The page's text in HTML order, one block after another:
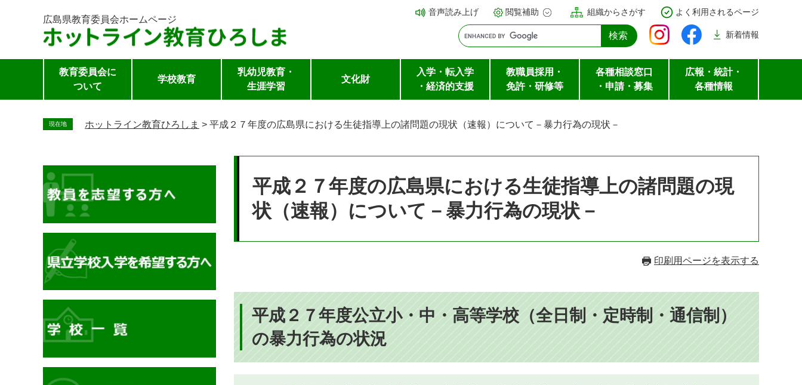
ー
し
広島県教育委員会ホームページ
音声読み上げ 閲覧補助 組織からさがす よく利用されるページ
新着情報
教育委員会に
ついて
学校教育
乳幼児教育・
生涯学習
文化財
入学・転入学
・経済的支援
教職員採用・
免許・研修等
各種相談窓口
・申請・募集
広報・統計・
各種情報
現在地 ホットライン教育ひろしま > 平成２７年度の広島県における生徒指導上の諸問題の現状（速報）について－暴力行為の現状－
平成２７年度の広島県における生徒指導上の諸問題の現
状（速報）について－暴力行為の現状－
印刷用ページを表示する
平成２７年度公立小・中・高等学校（全日制・定時制・通信制）
の暴力行為の状況